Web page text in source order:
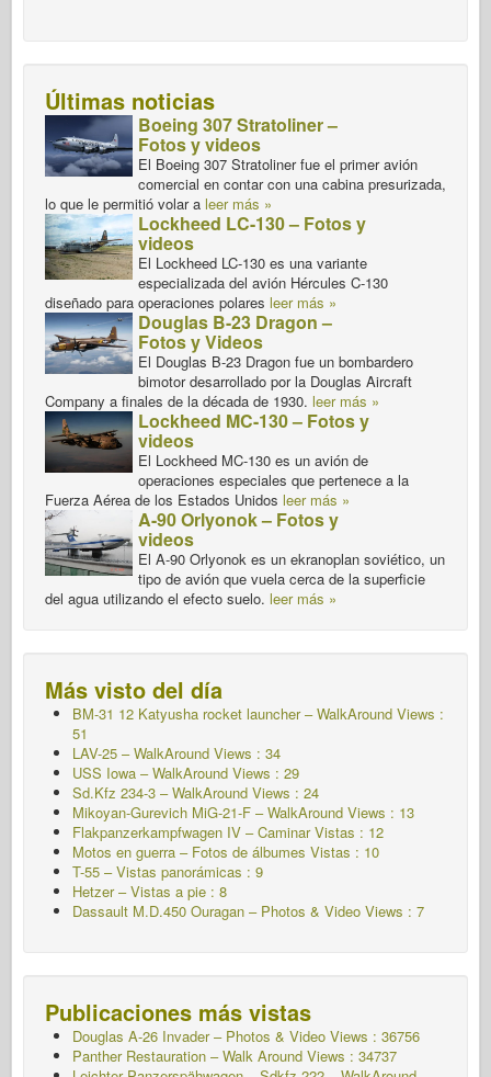
Últimas noticias
Boeing 307 Stratoliner –
Fotos y videos
El Boeing 307 Stratoliner fue el primer avión
comercial en contar con una cabina presurizada,
lo que le permitió volar a leer más »
Lockheed LC-130 – Fotos y
videos
El Lockheed LC-130 es una variante
especializada del avión Hércules C-130
diseñado para operaciones polares leer más »
Douglas B-23 Dragon –
Fotos y Videos
El Douglas B-23 Dragon fue un bombardero
bimotor desarrollado por la Douglas Aircraft
Company a finales de la década de 1930. leer más »
Lockheed MC-130 – Fotos y
videos
El Lockheed MC-130 es un avión de
operaciones especiales que pertenece a la
Fuerza Aérea de los Estados Unidos leer más »
A-90 Orlyonok – Fotos y
videos
El A-90 Orlyonok es un ekranoplan soviético, un
tipo de avión que vuela cerca de la superficie
del agua utilizando el efecto suelo. leer más »
Más visto del día
BM-31 12 Katyusha rocket launcher – WalkAround Views :
51
LAV-25 – WalkAround Views : 34
USS Iowa – WalkAround Views : 29
Sd.Kfz 234-3 – WalkAround Views : 24
Mikoyan-Gurevich MiG-21-F – WalkAround Views : 13
Flakpanzerkampfwagen IV – CaminarVistas : 12
Motos en guerra – Fotos de álbumes Vistas : 10
T-55 – Vistas panorámicas : 9
Hetzer – Vistas a pie : 8
Dassault M.D.450 Ouragan – Photos & Video Views : 7
Publicaciones más vistas
Douglas A-26 Invader – Photos & Video Views : 36756
Panther Restauration – Walk Around Views : 34737